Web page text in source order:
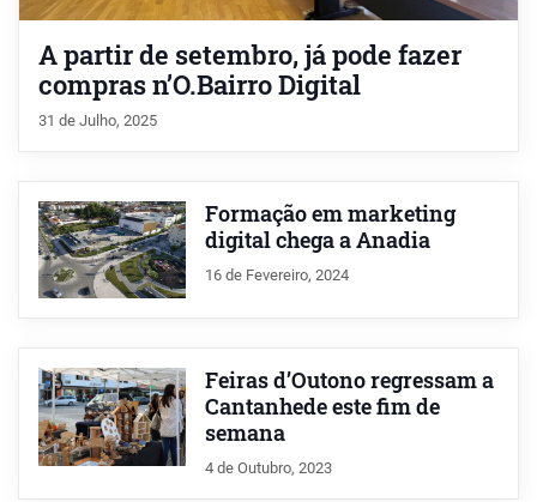
A partir de setembro, já pode fazer
compras n’O.Bairro Digital
31 de Julho, 2025
Formação em marketing
digital chega a Anadia
16 de Fevereiro, 2024
Feiras d’Outono regressam a
Cantanhede este fim de
semana
4 de Outubro, 2023